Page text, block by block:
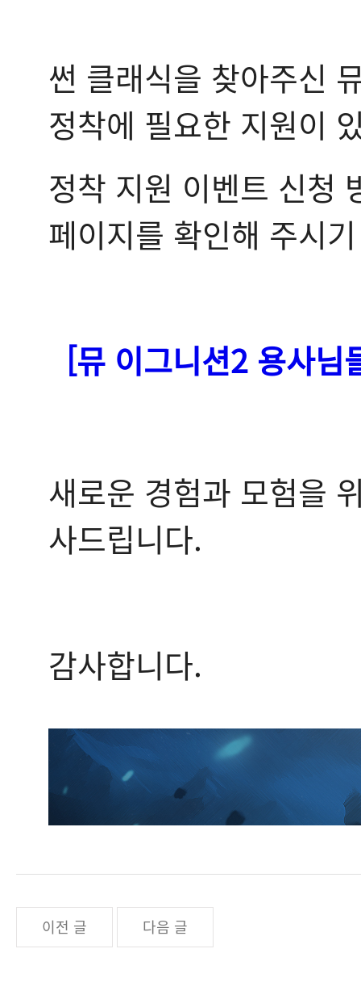
썬 클래식을 찾아주신
정착에 필요한 지원이
정착 지원 이벤트 신청
페이지를 확인해 주시
[뮤 이그니션2 용사님
새로운 경험과 모험을
사드립니다.
감사합니다.
이전 글 다음 글